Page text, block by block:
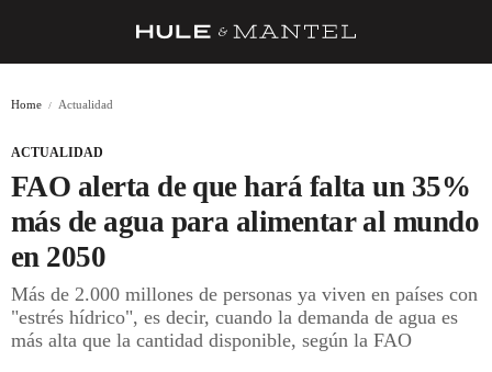
BARRAS Y ESTRELLAS
DÓNDE COMER
ÍDOLOS DE MESAS
CUADERNO DE VIAJE
Home Actualidad
ACTUALIDAD
FAO alerta de que hará falta un 35%
más de agua para alimentar al mundo
en 2050
Más de 2.000 millones de personas ya viven en países con
"estrés hídrico", es decir, cuando la demanda de agua es
más alta que la cantidad disponible, según la FAO